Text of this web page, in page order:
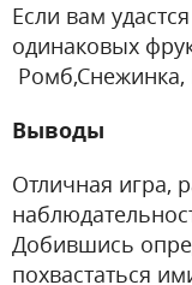
Если вам
одинаковых
Выводы
Отличная игра,
Добившись
похвастаться